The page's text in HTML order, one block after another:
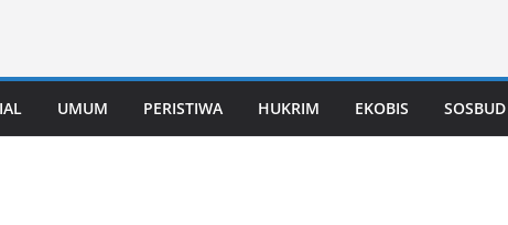
UMUM PERISTIWA HUKRIM EKOBIS SOSBUD